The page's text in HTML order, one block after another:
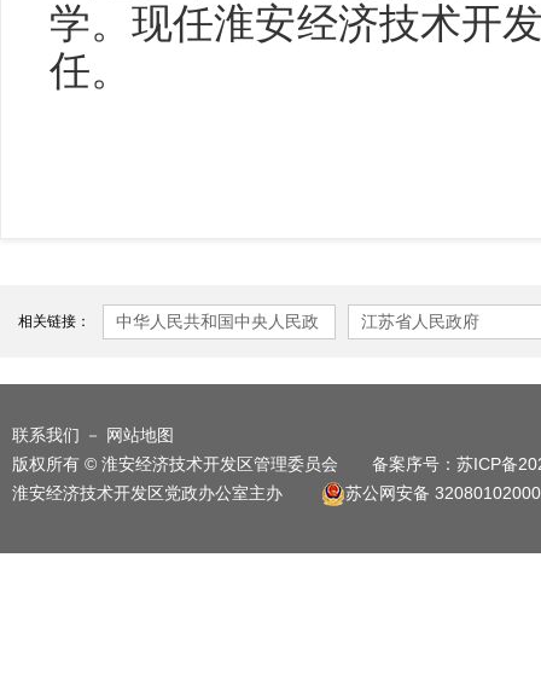
学。现任淮安经济技术开
任。
相关链接：
中华人民共和国中央人民政
江苏省人民政府
联系我们 －
网站地图
版权所有 © 淮安经济技术开发区管理委员会 备案序号： 苏ICP备
淮安经济技术开发区党政办公室主办
苏公网安备